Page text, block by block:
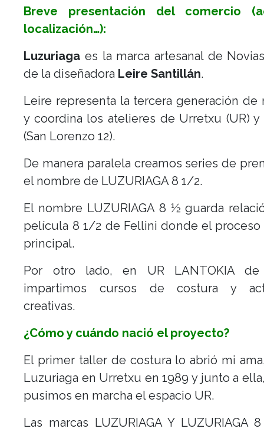
Breve presentación del comercio
localización…):
Luzuriaga es la marca artesanal de
de la diseñadora Leire Santillán.
Leire representa la tercera generación de
y coordina los atelieres de Urretxu (UR) y
(San Lorenzo 12).
De manera paralela creamos series de
el nombre de LUZURIAGA 8 1/2.
El nombre LUZURIAGA 8 ½ guarda
película 8 1/2 de Fellini donde el proceso
principal.
Por otro lado, en UR LANTOKIA de
impartimos cursos de costura y
creativas.
¿Cómo y cuándo nació el proyecto?
El primer taller de costura lo abrió mi
Luzuriaga en Urretxu en 1989 y junto a
pusimos en marcha el espacio UR.
Las marcas LUZURIAGA Y LUZURIAGA